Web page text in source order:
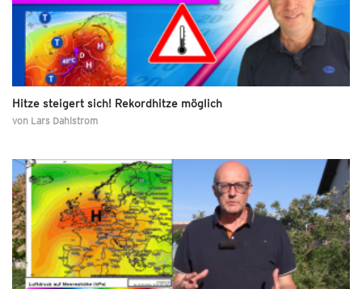
Hitze steigert sich! Rekordhitze möglich
von Lars Dahlstrom